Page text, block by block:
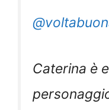
Caterina è